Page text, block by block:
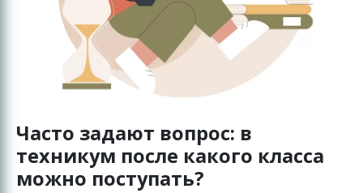
Часто задают вопрос: в
техникум после какого класса
можно поступать?